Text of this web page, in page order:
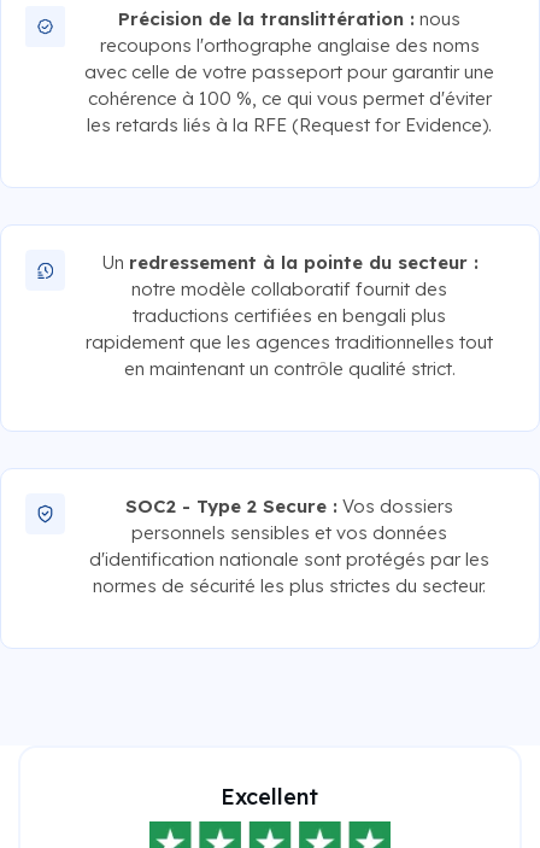
Précision de la translittération : nous
recoupons l'orthographe anglaise des noms
avec celle de votre passeport pour garantir une
cohérence à 100 %, ce qui vous permet d'éviter
les retards liés à la RFE (Request for Evidence).
Un redressement à la pointe du secteur :
notre modèle collaboratif fournit des
traductions certifiées en bengali plus
rapidement que les agences traditionnelles tout
en maintenant un contrôle qualité strict.
SOC2 - Type 2 Secure : Vos dossiers
personnels sensibles et vos données
d'identification nationale sont protégés par les
normes de sécurité les plus strictes du secteur.
Excellent